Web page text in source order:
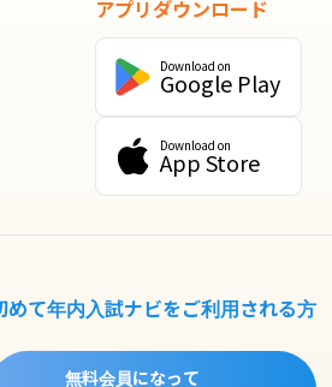
アプリダウンロード
Download on
Google Play
Download on
App Store
めて年内入試ナビをご利用される方
無料会員になって